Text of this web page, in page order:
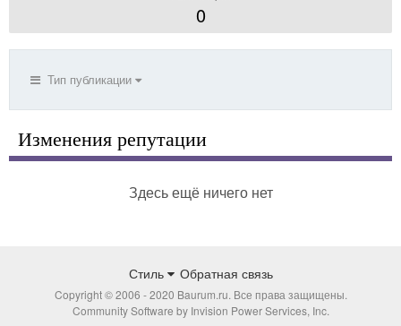
0
Тип публикации
Изменения репутации
Здесь ещё ничего нет
Стиль Обратная связь
Copyright © 2006 - 2020 Baurum.ru. Все права защищены.
Community Software by Invision Power Services, Inc.